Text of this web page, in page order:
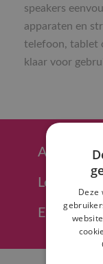
speakers
apparaten en
telefoon, tablet
klaar voor
Afhalen in
Levering
Deze